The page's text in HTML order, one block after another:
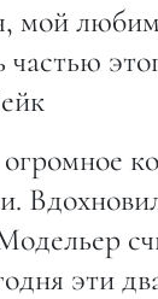
мой
частью
эти